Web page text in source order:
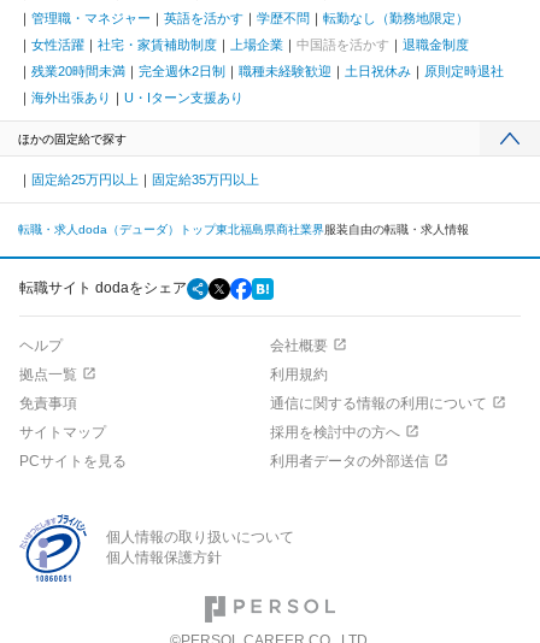
管理職・マネジャー
英語を活かす 学歴不問
転勤なし（勤務地限定）
女性活躍
社宅・家賃補助制度 上場企業 中国語を活かす
退職金制度
残業20時間未満
完全週休2日制 職種未経験歓迎 土日祝休み
原則定時退社
海外出張あり
U・Iターン支援あり
ほかの固定給で探す
固定給25万円以上 固定給35万円以上
転職・求人doda（デューダ）トップ東北福島県商社業界服装自由の転職・求人情報
転職サイト dodaをシェア
ヘルプ
会社概要
拠点一覧
利用規約
免責事項
通信に関する情報の利用について
サイトマップ
採用を検討中の方へ
PCサイトを見る
利用者データの外部送信
個人情報の取り扱いについて
個人情報保護方針